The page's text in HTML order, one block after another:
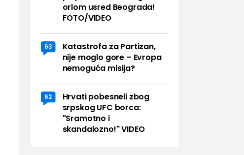
orlom usred Beograda!
FOTO/VIDEO
63
Katastrofa za Partizan,
nije moglo gore – Evropa
nemoguća misija?
62
Hrvati pobesneli zbog
srpskog UFC borca:
"Sramotno i
skandalozno!" VIDEO